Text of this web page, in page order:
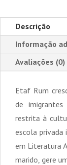
Descrição
Informação
Avaliações (0)
Etaf Rum
de
restrita à
escola privada
em Literatura
marido, gere